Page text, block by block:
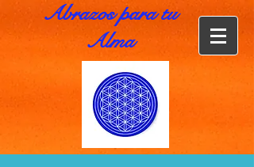
Abrazos para tu
Alma